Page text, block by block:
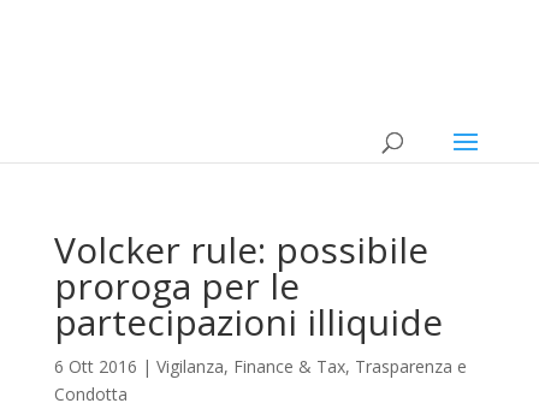
Volcker rule: possibile
proroga per le
partecipazioni illiquide
6 Ott 2016 | Vigilanza, Finance & Tax, Trasparenza e
Condotta